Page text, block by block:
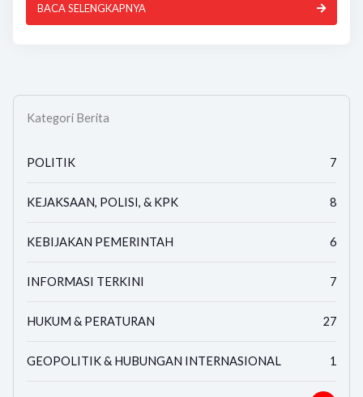
BACA SELENGKAPNYA
Kategori Berita
POLITIK 7
KEJAKSAAN, POLISI, & KPK 8
KEBIJAKAN PEMERINTAH 6
INFORMASI TERKINI 7
HUKUM & PERATURAN 27
GEOPOLITIK & HUBUNGAN INTERNASIONAL 1